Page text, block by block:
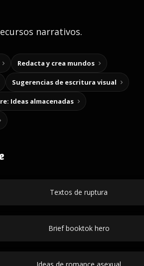
narrativos.
Redacta y crea mundos
Sugerencias de escritura visual
Ideas almacenadas
Textos de ruptura
Brief booktok hero